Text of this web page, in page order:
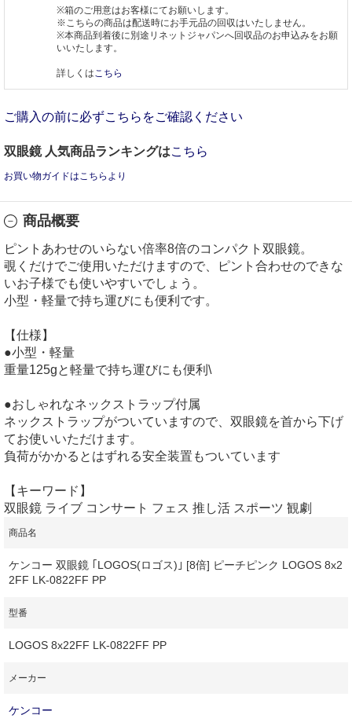
※箱のご用意はお客様にてお願いします。
※こちらの商品は配送時にお手元品の回収はいたしません。
※本商品到着後に別途リネットジャパンへ回収品のお申込みをお願
いいたします。
詳しくは こちら
ご購入の前に必ずこちらをご確認ください
双眼鏡 人気商品ランキングはこちら
お買い物ガイドはこちらより
商品概要
ピントあわせのいらない倍率8倍のコンパクト双眼鏡。
覗くだけでご使用いただけますので、ピント合わせのできな
いお子様でも使いやすいでしょう。
小型・軽量で持ち運びにも便利です。
【仕様】
●小型・軽量
重量125gと軽量で持ち運びにも便利\
●おしゃれなネックストラップ付属
ネックストラップがついていますので、双眼鏡を首から下げ
てお使いいただけます。
負荷がかかるとはずれる安全装置もついています
【キーワード】
双眼鏡 ライブ コンサート フェス 推し活 スポーツ 観劇
商品名
ケンコー 双眼鏡 ｢LOGOS(ロゴス)｣ [8倍] ピーチピンク LOGOS 8x2
2FF LK-0822FF PP
型番
LOGOS 8x22FF LK-0822FF PP
メーカー
ケンコー